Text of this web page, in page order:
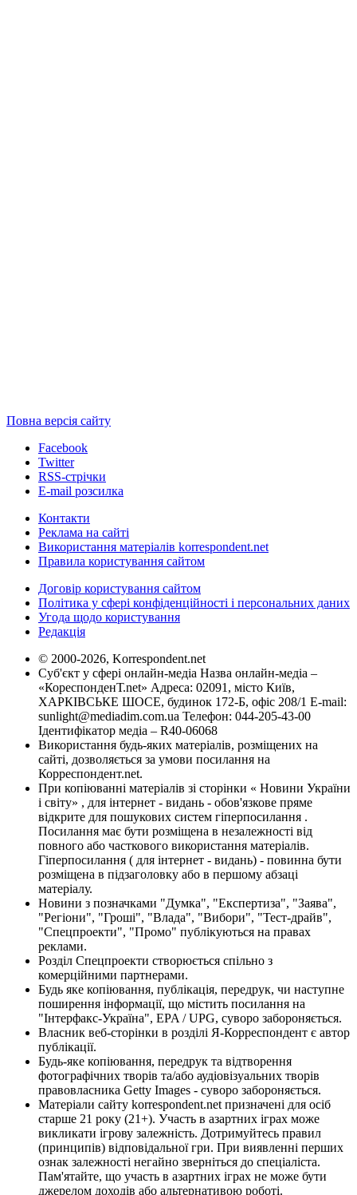
Повна версія сайту
Facebook
Twitter
RSS-стрічки
E-mail розсилка
Контакти
Реклама на сайті
Використання матеріалів korrespondent.net
Правила користування сайтом
Договір користування сайтом
Політика у сфері конфіденційності і персональних даних
Угода щодо користування
Редакція
© 2000-2026, Korrespondent.net
Суб'єкт у сфері онлайн-медіа Назва онлайн-медіа –
«КореспонденТ.net» Адреса: 02091, місто Київ,
ХАРКІВСЬКЕ ШОСЕ, будинок 172-Б, офіс 208/1 E-mail:
sunlight@mediadim.com.ua Телефон: 044-205-43-00
Ідентифікатор медіа – R40-06068
Використання будь-яких матеріалів, розміщених на
сайті, дозволяється за умови посилання на
Корреспондент.net.
При копіюванні матеріалів зі сторінки « Новини України
і світу» , для інтернет - видань - обов'язкове пряме
відкрите для пошукових систем гіперпосилання .
Посилання має бути розміщена в незалежності від
повного або часткового використання матеріалів.
Гіперпосилання ( для інтернет - видань) - повинна бути
розміщена в підзаголовку або в першому абзаці
матеріалу.
Новини з позначками "Думка", "Експертиза", "Заява",
"Регіони", "Гроші", "Влада", "Вибори", "Тест-драйв",
"Спецпроекти", "Промо" публікуються на правах
реклами.
Розділ Спецпроекти створюється спільно з
комерційними партнерами.
Будь яке копіювання, публікація, передрук, чи наступне
поширення інформації, що містить посилання на
"Інтерфакс-Україна", EPA / UPG, суворо забороняється.
Власник веб-сторінки в розділі Я-Корреспондент є автор
публікації.
Будь-яке копіювання, передрук та відтворення
фотографічних творів та/або аудіовізуальних творів
правовласника Getty Images - суворо забороняється.
Матеріали сайту korrespondent.net призначені для осіб
старше 21 року (21+). Участь в азартних іграх може
викликати ігрову залежність. Дотримуйтесь правил
(принципів) відповідальної гри. При виявленні перших
ознак залежності негайно зверніться до спеціаліста.
Пам'ятайте, що участь в азартних іграх не може бути
джерелом доходів або альтернативою роботі.